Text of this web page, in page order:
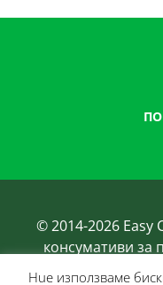
© 2014-2026 Easy
консумативи за
Нue използвамe